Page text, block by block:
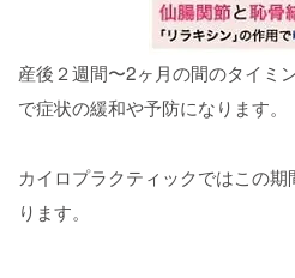
産後２週間〜2ヶ月の間のタイミ
で症状の緩和や予防になります。
カイロプラクティックではこの
ります。